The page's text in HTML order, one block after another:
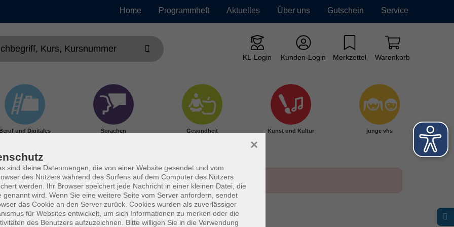
Home Programmheft Aktuelles Über uns Gutschein Service
KL-Login Kunden-Login Merkzettel Warenkorb
Beruf und Digitales Sprachen Gesundheit Kunst und Kultur junge vhs
sind kleine Datenmengen, die von einer Website gesendet und vom
des Nutzers während des Surfens auf dem Computer des Nutzers
werden. Ihr Browser speichert jede Nachricht in einer kleinen Datei, die
genannt wird. Wenn Sie eine weitere Seite vom Server anfordern, sendet
das Cookie an den Server zurück. Cookies wurden als zuverlässiger
für Websites entwickelt, um sich Informationen zu merken oder die
des Benutzers aufzuzeichnen. Bitte willigen Sie in die Verwendung
×